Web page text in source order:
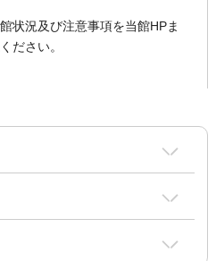
状況及び注意事項を当館HPま
ださい。